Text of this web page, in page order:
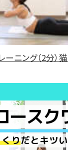
ーニング（2分）